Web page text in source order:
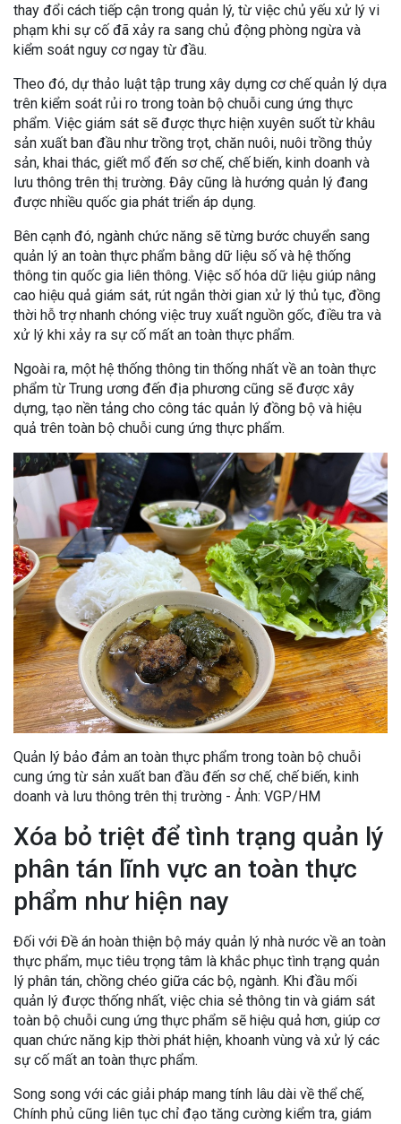
thay đổi cách tiếp cận trong quản lý, từ việc chủ yếu xử lý vi
phạm khi sự cố đã xảy ra sang chủ động phòng ngừa và
kiểm soát nguy cơ ngay từ đầu.
Theo đó, dự thảo luật tập trung xây dựng cơ chế quản lý dựa
trên kiểm soát rủi ro trong toàn bộ chuỗi cung ứng thực
phẩm. Việc giám sát sẽ được thực hiện xuyên suốt từ khâu
sản xuất ban đầu như trồng trọt, chăn nuôi, nuôi trồng thủy
sản, khai thác, giết mổ đến sơ chế, chế biến, kinh doanh và
lưu thông trên thị trường. Đây cũng là hướng quản lý đang
được nhiều quốc gia phát triển áp dụng.
Bên cạnh đó, ngành chức năng sẽ từng bước chuyển sang
quản lý an toàn thực phẩm bằng dữ liệu số và hệ thống
thông tin quốc gia liên thông. Việc số hóa dữ liệu giúp nâng
cao hiệu quả giám sát, rút ngắn thời gian xử lý thủ tục, đồng
thời hỗ trợ nhanh chóng việc truy xuất nguồn gốc, điều tra và
xử lý khi xảy ra sự cố mất an toàn thực phẩm.
Ngoài ra, một hệ thống thông tin thống nhất về an toàn thực
phẩm từ Trung ương đến địa phương cũng sẽ được xây
dựng, tạo nền tảng cho công tác quản lý đồng bộ và hiệu
quả trên toàn bộ chuỗi cung ứng thực phẩm.
Quản lý bảo đảm an toàn thực phẩm trong toàn bộ chuỗi
cung ứng từ sản xuất ban đầu đến sơ chế, chế biến, kinh
doanh và lưu thông trên thị trường - Ảnh: VGP/HM
Xóa bỏ triệt để tình trạng quản lý
phân tán lĩnh vực an toàn thực
phẩm như hiện nay
Đối với Đề án hoàn thiện bộ máy quản lý nhà nước về an toàn
thực phẩm, mục tiêu trọng tâm là khắc phục tình trạng quản
lý phân tán, chồng chéo giữa các bộ, ngành. Khi đầu mối
quản lý được thống nhất, việc chia sẻ thông tin và giám sát
toàn bộ chuỗi cung ứng thực phẩm sẽ hiệu quả hơn, giúp cơ
quan chức năng kịp thời phát hiện, khoanh vùng và xử lý các
sự cố mất an toàn thực phẩm.
Song song với các giải pháp mang tính lâu dài về thể chế,
Chính phủ cũng liên tục chỉ đạo tăng cường kiểm tra, giám